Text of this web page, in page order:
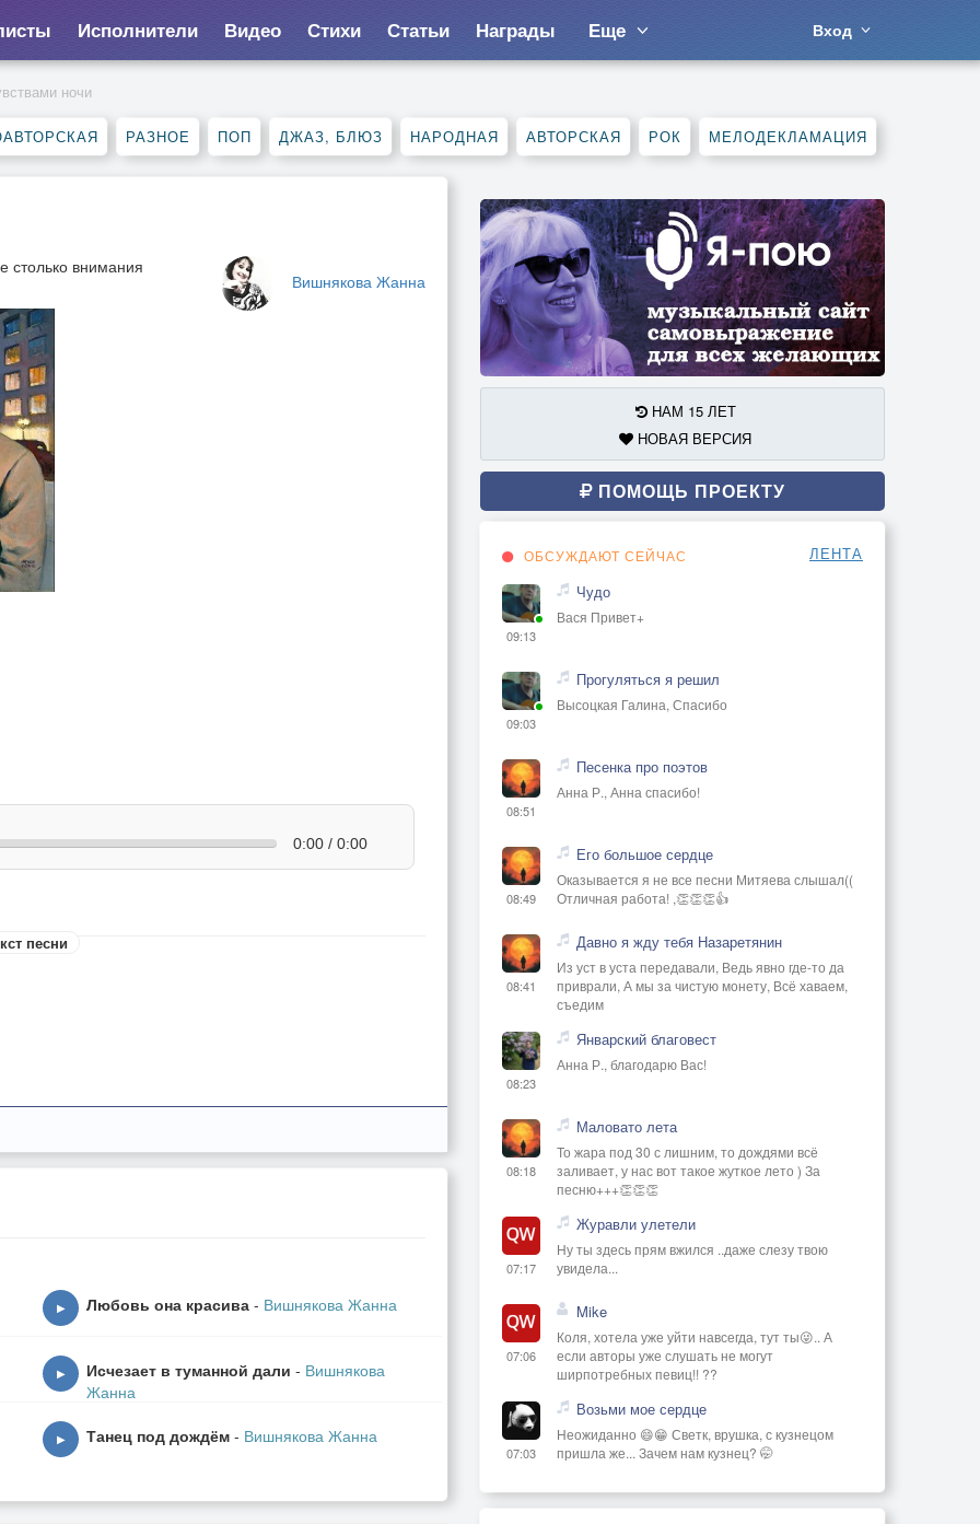
Исполнители Видео Стихи Статьи Награды Еще Вход
ночи
РАЗНОЕ ПОП ДЖАЗ, БЛЮЗ НАРОДНАЯ АВТОРСКАЯ РОК МЕЛОДЕКЛАМАЦИЯ
Вишнякова Жанна
столько внимания
0:00 / 0:00
песни
▶ Любовь она красива - Вишнякова Жанна
▶ Исчезает в туманной дали - Вишнякова
Жанна
▶ Танец под дождём - Вишнякова Жанна
НАМ 15 ЛЕТ
НОВАЯ ВЕРСИЯ
ПОМОЩЬ ПРОЕКТУ
ОБСУЖДАЮТ СЕЙЧАС ЛЕНТА
09:13
Чудо
Вася Привет+
09:03
Прогуляться я решил
Высоцкая Галина, Спасибо
08:51
Песенка про поэтов
Анна Р., Анна спасибо!
08:49
Его большое сердце
Оказывается я не все песни Митяева слышал((
Отличная работа! ,👏👏👏👍
08:41
Давно я жду тебя Назаретянин
Из уст в уста передавали, Ведь явно где-то да
приврали, А мы за чистую монету, Всё хаваем,
съедим
08:23
Январский благовест
Анна Р., благодарю Вас!
08:18
Маловато лета
То жара под 30 с лишним, то дождями всё
заливает, у нас вот такое жуткое лето ) За
песню+++👏👏👏
07:17
Журавли улетели
Ну ты здесь прям вжился ..даже слезу твою
увидела...
07:06
Mike
Коля, хотела уже уйти навсегда, тут ты😜.. А
если авторы уже слушать не могут
ширпотребных певиц!! ??
07:03
Возьми мое сердце
Неожиданно 😄😁 Светк, врушка, с кузнецом
пришла же... Зачем нам кузнец? 🤭